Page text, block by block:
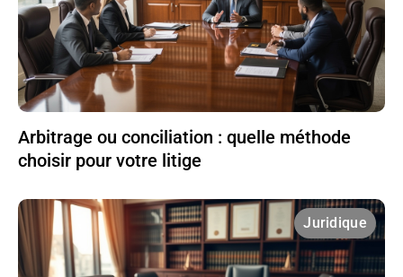
Arbitrage ou conciliation : quelle méthode
choisir pour votre litige
Juridique